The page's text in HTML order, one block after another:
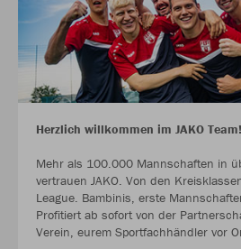
Herzlich willkommen im JAKO Team!
Mehr als 100.000 Mannschaften in
vertrauen JAKO. Von den
League. Bambinis, erste
Profitiert ab sofort von der
Verein, eurem Sportfachhändler vor